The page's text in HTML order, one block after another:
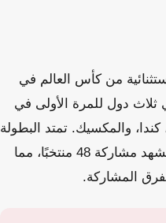
من كأس العالم في
في ثلاث دول للمرة الأولى في
كندا، والمكسيك. تمتد البطولة
من 11 يونيو إلى 19 يوليو 2026، وتشهد مشاركة 48 منتخبًا، مما
المشاركة.